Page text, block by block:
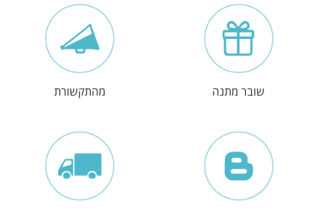
שובר מתנה מהתקשורת